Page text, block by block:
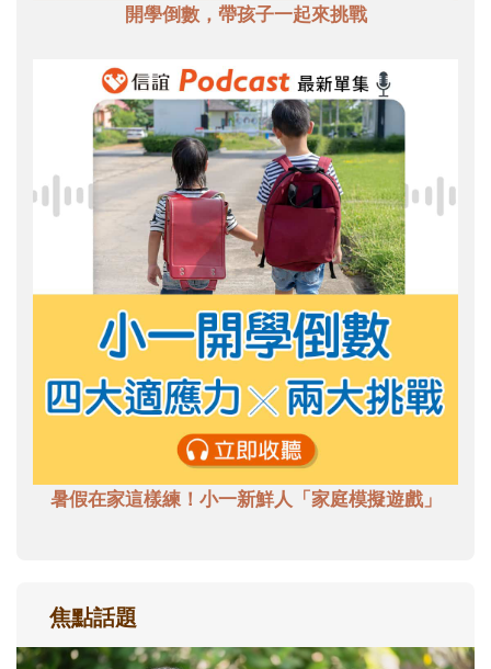
開學倒數，帶孩子一起來挑戰
暑假在家這樣練！小一新鮮人「家庭模擬遊戲」
焦點話題